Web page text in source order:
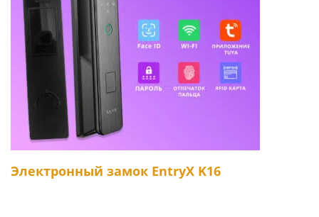
Электронный замок EntryX K16